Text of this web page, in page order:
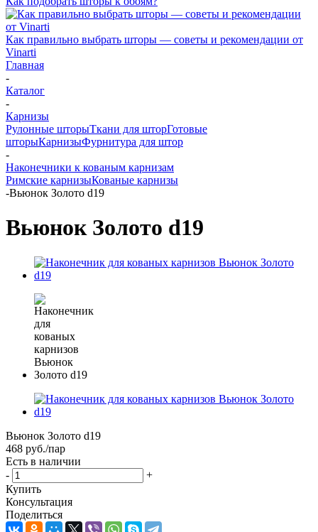
Как правильно выбрать шторы — советы и рекомендации от
Vinarti
Главная
-
Каталог
-
Карнизы
Рулонные шторыТкани для шторГотовые
шторыКарнизыФурнитура для штор
-
Наконечники к кованым карнизам
Римские карнизыКованые карнизы
-Вьюнок Золото d19
Вьюнок Золото d19
Вьюнок Золото d19
468 руб./пар
Есть в наличии
-
+
Купить
Консультация
Поделиться